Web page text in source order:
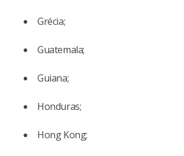
Grécia;
Guatemala;
Guiana;
Honduras;
Hong Kong;